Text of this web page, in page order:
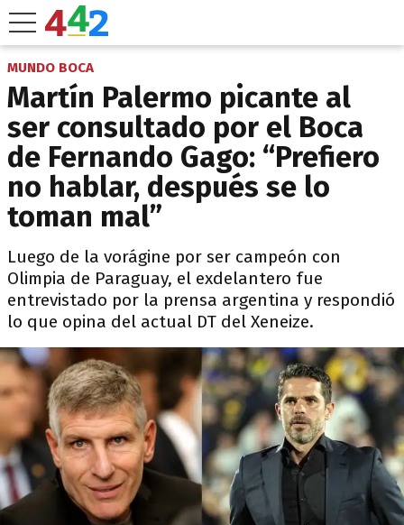
MUNDO BOCA
Martín Palermo picante al
ser consultado por el Boca
de Fernando Gago: “Prefiero
no hablar, después se lo
toman mal”
Luego de la vorágine por ser campeón con
Olimpia de Paraguay, el exdelantero fue
entrevistado por la prensa argentina y respondió
lo que opina del actual DT del Xeneize.